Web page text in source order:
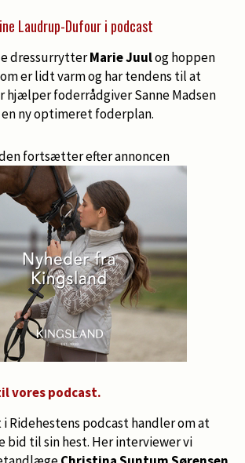
Laudrup-Dufour i podcast
dressurrytterMarie Juulog hoppen
er lidt varm og har tendens til at
hjælper foderrådgiver Sanne Madsen
ny optimeret foderplan.
fortsætter efter annoncen
vores podcast.
Ridehestens podcast handler om at
til sin hest. Her interviewer vi